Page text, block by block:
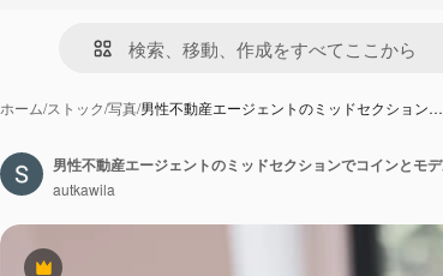
ホーム/ストック/写真/男性不動産エージェントのミッドセクション…
autkawila